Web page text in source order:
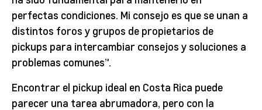
perfectas condiciones. Mi consejo es que se unan a
distintos foros y grupos de propietarios de
pickups para intercambiar consejos y soluciones a
problemas comunes”.
Encontrar el pickup ideal en Costa Rica puede
parecer una tarea abrumadora, pero con la